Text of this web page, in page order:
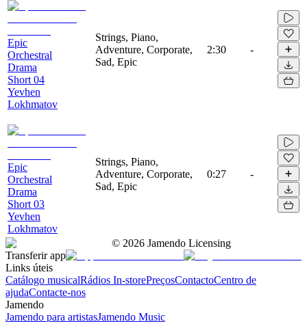
Epic
Orchestral
Drama
Short 04
Yevhen
Lokhmatov
Strings, Piano,
Adventure, Corporate,
Sad, Epic
2:30 -
Epic
Orchestral
Drama
Short 03
Yevhen
Lokhmatov
Strings, Piano,
Adventure, Corporate,
Sad, Epic
0:27 -
© 2026 Jamendo Licensing
Transferir app
Links úteis
Catálogo musicalRádios In-storePreçosContactoCentro de
ajudaContacte-nos
Jamendo
Jamendo para artistasJamendo Music